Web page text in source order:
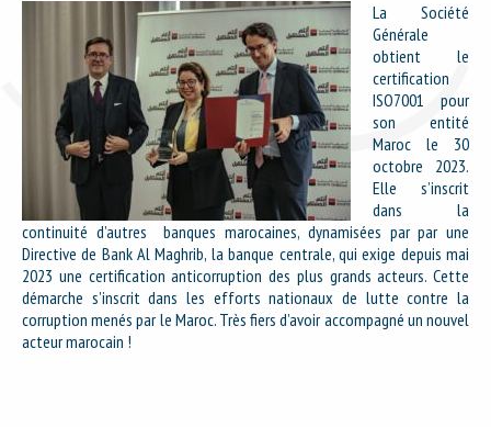
Équipe
Éthique
Actualités
FAQ
Contact
La Société
Générale
obtient le
certification
ISO7001 pour
son entité
Maroc le 30
octobre 2023.
Elle s’inscrit
dans la
continuité d’autres banques marocaines, dynamisées par par une
Directive de Bank Al Maghrib, la banque centrale, qui exige depuis mai
2023 une certification anticorruption des plus grands acteurs. Cette
démarche s’inscrit dans les efforts nationaux de lutte contre la
corruption menés par le Maroc. Très fiers d’avoir accompagné un nouvel
acteur marocain !